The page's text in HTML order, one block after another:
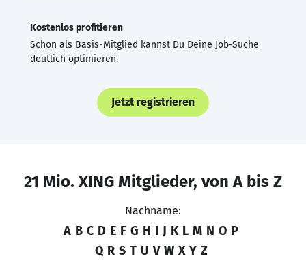
Kostenlos profitieren
Schon als Basis-Mitglied kannst Du Deine Job-Suche
deutlich optimieren.
Jetzt registrieren
21 Mio. XING Mitglieder, von A bis Z
Nachname:
A B C D E F G H I J K L M N O P
Q R S T U V W X Y Z